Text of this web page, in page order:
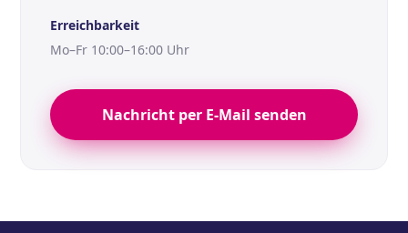
Erreichbarkeit
Mo–Fr 10:00–16:00 Uhr
Nachricht per E-Mail senden